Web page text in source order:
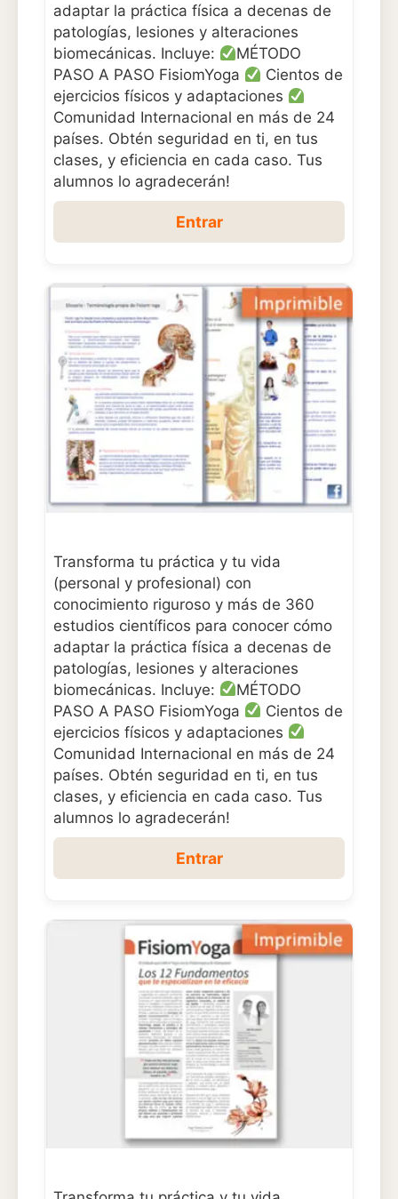
adaptar la práctica física a decenas de
patologías, lesiones y alteraciones
biomecánicas. Incluye:
MÉTODO
PASO A PASO FisiomYoga
Cientos de
ejercicios físicos y adaptaciones
Comunidad Internacional en más de 24
países. Obtén seguridad en ti, en tus
clases, y eficiencia en cada caso. Tus
alumnos lo agradecerán!
Entrar
Transforma tu práctica y tu vida
(personal y profesional) con
conocimiento riguroso y más de 360
estudios científicos para conocer cómo
adaptar la práctica física a decenas de
patologías, lesiones y alteraciones
biomecánicas. Incluye:
MÉTODO
PASO A PASO FisiomYoga
Cientos de
ejercicios físicos y adaptaciones
Comunidad Internacional en más de 24
países. Obtén seguridad en ti, en tus
clases, y eficiencia en cada caso. Tus
alumnos lo agradecerán!
Entrar